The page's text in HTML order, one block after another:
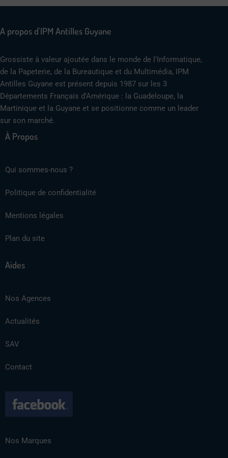
A propos d'IPM Antilles Guyane
Grossiste à valeur ajoutée dans le monde de l’Informatique,
de la Papeterie, de la Bureautique et du Multimédia, IPM
Antilles Guyane est présent depuis 1987 sur les 3
Départements Français d’Amérique : la Guadeloupe, la
Martinique et la Guyane et se positionne comme un leader
sur son marché.
À Propos
Qui sommes-nous ?
Politique de confidentialité
Mentions légales
Plan du site
Aides
Nos Agences
Actualités
SAV
Contact
Nos Marques